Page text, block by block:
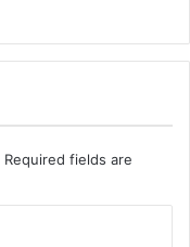
Required fields are